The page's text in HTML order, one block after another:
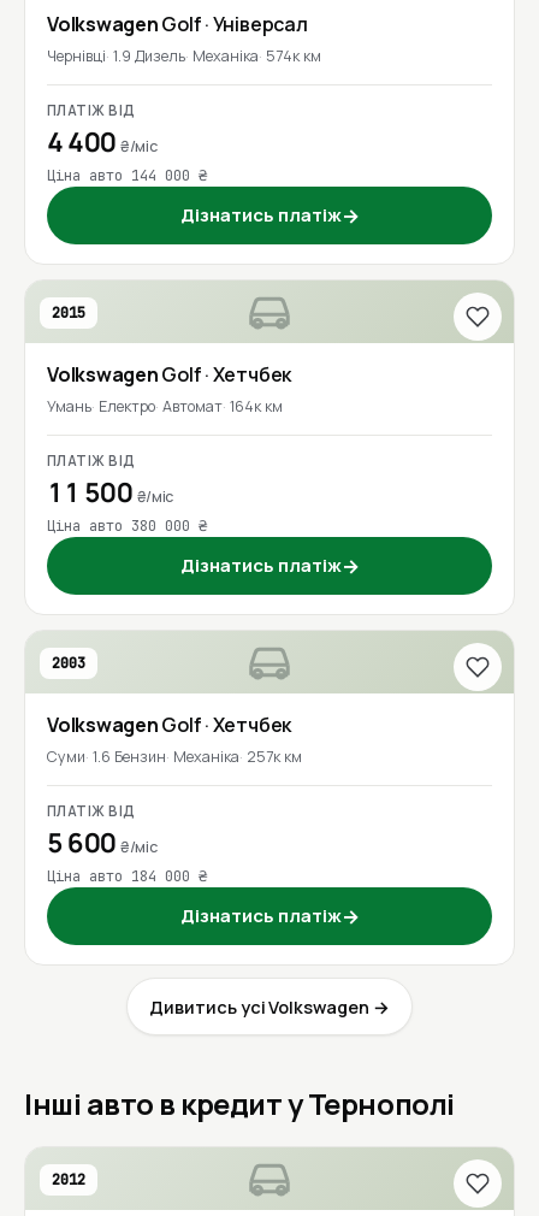
VolkswagenGolf· Універсал
Чернівці 1.9 Дизель Механіка 574к км
ПЛАТІЖ ВІД
4 400₴/міс
Ціна авто 144 000 ₴
Дізнатись платіж→
2015
VolkswagenGolf· Хетчбек
Умань Електро Автомат 164к км
ПЛАТІЖ ВІД
11 500 ₴/міс
Ціна авто 380 000 ₴
Дізнатись платіж→
2003
VolkswagenGolf· Хетчбек
Суми 1.6 Бензин Механіка 257к км
ПЛАТІЖ ВІД
5 600₴/міс
Ціна авто 184 000 ₴
Дізнатись платіж→
Дивитись усі Volkswagen →
Інші авто в кредит у Тернополі
2012